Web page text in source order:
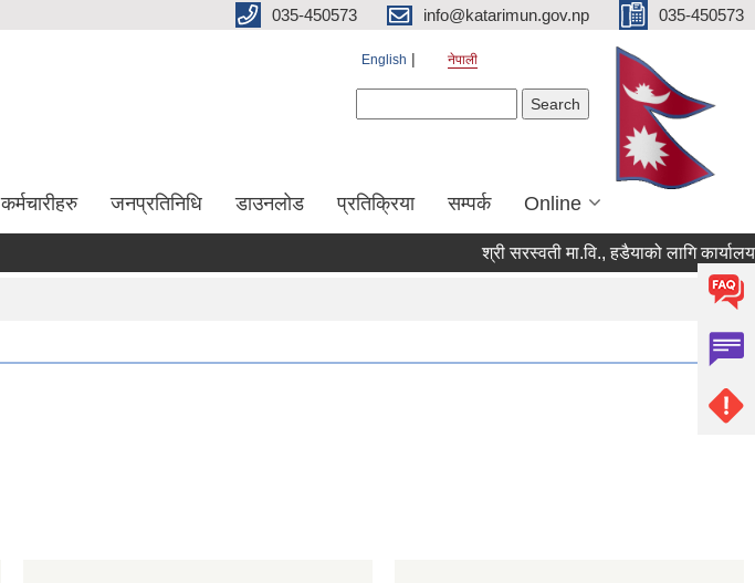
035-450573 info@katarimun.gov.np 035-450573
English नेपाली
कर्मचारीहरु जनप्रतिनिधि डाउनलोड प्रतिक्रिया सम्पर्क Online
श्री सरस्वती मा.वि., हडैयाको लागि कार्यालय